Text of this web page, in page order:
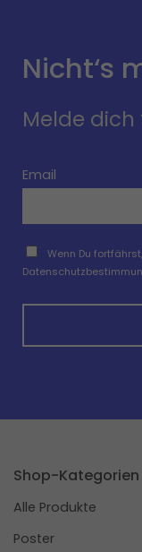
Nicht‘s
Melde
Email
Wenn Du
Shop-Kategorien
Alle Produkte
Poster